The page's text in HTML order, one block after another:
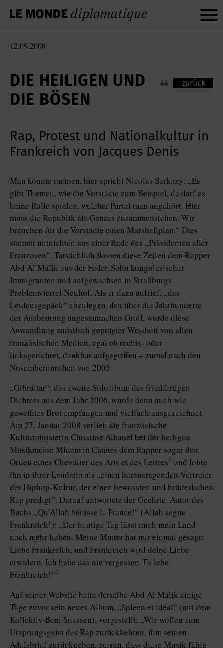
12.09.2008
DIE HEILIGEN UND
DIE BÖSEN
zurück
Rap, Protest und Nationalkultur in
Frankreich von Jacques Denis
Man könnte meinen, hier spricht Nicolas Sarkozy: „Es
gibt Themen, wie die Vorstädte zum Beispiel, da darf es
keine Rolle spielen, welcher Partei man angehört. Hier
muss die Republik als Ganzes zusammenstehen. Wir
brauchen für die Vorstädte einen Marshallplan.“ Dies
stammt mitnichten aus einer Rede des „Präsidenten aller
Franzosen“. Tatsächlich flossen diese Zeilen dem Rapper
Abd Al Malik aus der Feder, Sohn kongolesischer
Immigranten und aufgewachsen in Straßburgs
Problemviertel Neuhof. Als er dazu aufrief, „das
Leidensgepäck“ abzulegen, den über die Jahrhunderte
der Ausbeutung angesammelten Groll, wurde diese
Anwandlung sufistisch geprägter Weisheit von allen
französischen Medien, egal ob rechts- oder
linksgerichtet, dankbar aufgegriffen – zumal nach den
Novemberunruhen von 2005.
„Gibraltar“, das zweite Soloalbum des friedfertigen
Dichters aus dem Jahr 2006, wurde denn auch wie
geweihtes Brot empfangen und vielfach ausgezeichnet.
Am 27. Januar 2008 verlieh die französische
Kulturministerin Christine Albanel bei der heiligen
Musikmesse Midem in Cannes dem Rapper sogar den
Orden eines Chevalier des Arts et des Lettres 1 und lobte
ihn in ihrer Laudatio als „einen herausragenden Vertreter
der Hiphop-Kultur, der einen bewussten und brüderlichen
Rap predigt“. Darauf antwortete der Geehrte, Autor des
Buchs „Qu’Allah bénisse la France!“ (Allah segne
Frankreich!): „Der heutige Tag lässt mich mein Land
noch mehr lieben. Meine Mutter hat mir einmal gesagt:
Liebe Frankreich, und Frankreich wird deine Liebe
erwidern. Ich habe das nie vergessen. Es lebe
Frankreich!“2
Auf seiner Website hatte derselbe Abd Al Malik einige
Tage zuvor sein neues Album, „Spleen et idéal“ (mit dem
Kollektiv Beni Snassen), vorgestellt: „Wir wollen zum
Ursprungsgeist des Rap zurückkehren, ihm seinen
Adelsbrief zurückgeben, zeigen, dass diese Musik fähig